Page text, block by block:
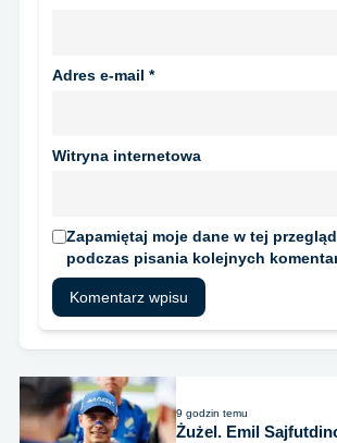
Adres e-mail *
Witryna internetowa
Zapamiętaj moje dane w tej
podczas pisania kolejnych
9 godzin temu
Żużel. Emil